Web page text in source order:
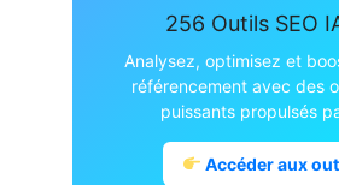
256 Outils SEO
Analysez, optimisez et
référencement avec des
puissants propulsés
Accéder aux